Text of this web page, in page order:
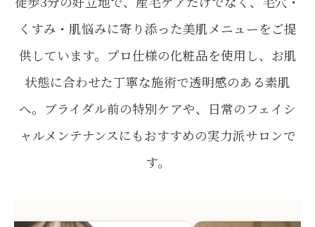
くすみ・肌悩みに寄り添った美肌メニューをご提
供しています。プロ仕様の化粧品を使用し、お肌
状態に合わせた丁寧な施術で透明感のある素肌
へ。ブライダル前の特別ケアや、日常のフェイシ
ャルメンテナンスにもおすすめの実力派サロンで
す。